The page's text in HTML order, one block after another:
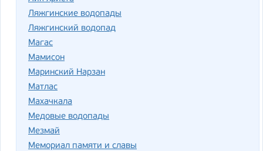
Ляжгинские водопады
Ляжгинский водопад
Магас
Мамисон
Маринский Нарзан
Матлас
Махачкала
Медовые водопады
Мезмай
Мемориал памяти и славы